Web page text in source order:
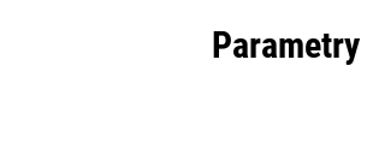
Parametry